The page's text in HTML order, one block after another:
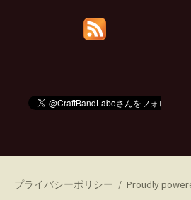
プライバシーポリシー Proudly